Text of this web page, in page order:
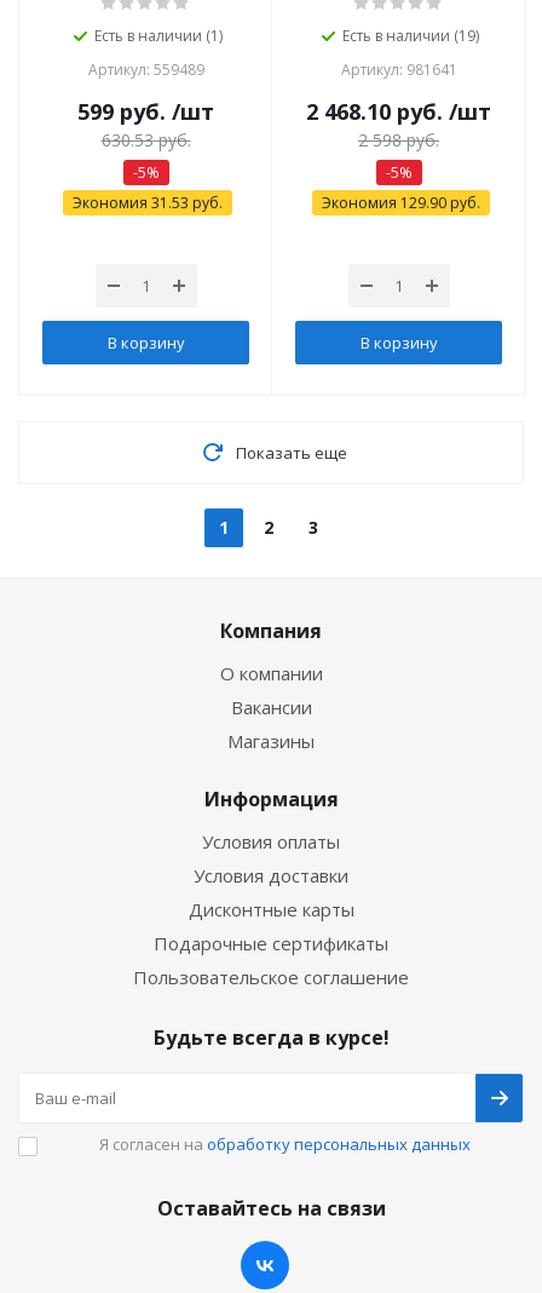
Есть в наличии (1)
Артикул: 559489
599 руб. /шт
630.53руб.
-5%
Экономия 31.53 руб.
В корзину
Есть в наличии (19)
Артикул: 981641
2 468.10 руб. /шт
2 598руб.
-5%
Экономия 129.90руб.
В корзину
Показать еще
1 2 3
Компания
О компании
Вакансии
Магазины
Информация
Условия оплаты
Условия доставки
Дисконтные карты
Подарочные сертификаты
Пользовательское соглашение
Будьте всегда в курсе!
Я согласен на обработку персональных данных
Оставайтесь на связи